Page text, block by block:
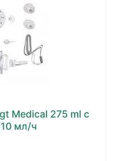
Medical 275 ml с
мл/ч